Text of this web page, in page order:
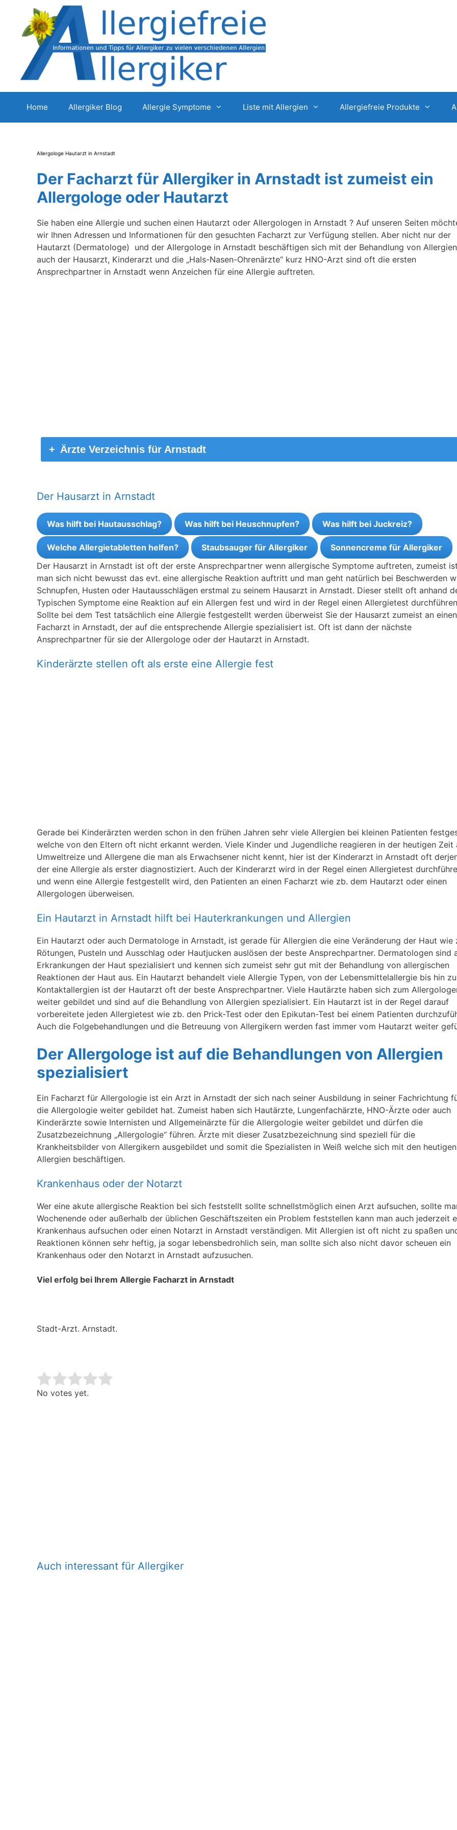
springen
Home Allergiker Blog Allergie Symptome Liste mit Allergien Allergiefreie Produkte
Allergologe Hautarzt in Arnstadt
Der Facharzt für Allergiker in Arnstadt ist zumeist ein
Allergologe oder Hautarzt
Sie haben eine Allergie und suchen einen Hautarzt oder Allergologen in Arnstadt ? Auf unseren Seiten
wir Ihnen Adressen und Informationen für den gesuchten Facharzt zur Verfügung stellen. Aber nicht nur der
Hautarzt (Dermatologe) und der Allergologe in Arnstadt beschäftigen sich mit der Behandlung von
auch der Hausarzt, Kinderarzt und die „Hals-Nasen-Ohrenärzte“ kurz HNO-Arzt sind oft die ersten
Ansprechpartner in Arnstadt wenn Anzeichen für eine Allergie auftreten.
Ärzte Verzeichnis für Arnstadt
Der Hausarzt in Arnstadt
Was hilft bei Hautausschlag? Was hilft bei Heuschnupfen? Was hilft bei Juckreiz?
Welche Allergietabletten helfen? Staubsauger für Allergiker
Sonnencreme für Allergiker
Der Hausarzt in Arnstadt ist oft der erste Ansprechpartner wenn allergische Symptome auftreten, zumeist ist
man sich nicht bewusst das evt. eine allergische Reaktion auftritt und man geht natürlich bei Beschwerden
Schnupfen, Husten oder Hautausschlägen erstmal zu seinem Hausarzt in Arnstadt. Dieser stellt oft anhand
Typischen Symptome eine Reaktion auf ein Allergen fest und wird in der Regel einen Allergietest
Sollte bei dem Test tatsächlich eine Allergie festgestellt werden überweist Sie der Hausarzt zumeist an einen
Facharzt in Arnstadt, der auf die entsprechende Allergie spezialisiert ist. Oft ist dann der nächste
Ansprechpartner für sie der Allergologe oder der Hautarzt in Arnstadt.
Kinderärzte stellen oft als erste eine Allergie fest
Gerade bei Kinderärzten werden schon in den frühen Jahren sehr viele Allergien bei kleinen Patienten
welche von den Eltern oft nicht erkannt werden. Viele Kinder und Jugendliche reagieren in der heutigen Zeit
Umweltreize und Allergene die man als Erwachsener nicht kennt, hier ist der Kinderarzt in Arnstadt oft
der eine Allergie als erster diagnostiziert. Auch der Kinderarzt wird in der Regel einen Allergietest
und wenn eine Allergie festgestellt wird, den Patienten an einen Facharzt wie zb. dem Hautarzt oder einen
Allergologen überweisen.
Ein Hautarzt in Arnstadt hilft bei Hauterkrankungen und Allergien
Ein Hautarzt oder auch Dermatologe in Arnstadt, ist gerade für Allergien die eine Veränderung der Haut wie
Rötungen, Pusteln und Ausschlag oder Hautjucken auslösen der beste Ansprechpartner. Dermatologen sind
Erkrankungen der Haut spezialisiert und kennen sich zumeist sehr gut mit der Behandlung von allergischen
Reaktionen der Haut aus. Ein Hautarzt behandelt viele Allergie Typen, von der Lebensmittelallergie bis hin zu
Kontaktallergien ist der Hautarzt oft der beste Ansprechpartner. Viele Hautärzte haben sich zum
weiter gebildet und sind auf die Behandlung von Allergien spezialisiert. Ein Hautarzt ist in der Regel darauf
vorbereitete jeden Allergietest wie zb. den Prick-Test oder den Epikutan-Test bei einem Patienten
Auch die Folgebehandlungen und die Betreuung von Allergikern werden fast immer vom Hautarzt weiter
Der Allergologe ist auf die Behandlungen von Allergien
spezialisiert
Ein Facharzt für Allergologie ist ein Arzt in Arnstadt der sich nach seiner Ausbildung in seiner Fachrichtung
die Allergologie weiter gebildet hat. Zumeist haben sich Hautärzte, Lungenfachärzte, HNO-Ärzte oder auch
Kinderärzte sowie Internisten und Allgemeinärzte für die Allergologie weiter gebildet und dürfen die
Zusatzbezeichnung „Allergologie“ führen. Ärzte mit dieser Zusatzbezeichnung sind speziell für die
Krankheitsbilder von Allergikern ausgebildet und somit die Spezialisten in Weiß welche sich mit den heutigen
Allergien beschäftigen.
Krankenhaus oder der Notarzt
Wer eine akute allergische Reaktion bei sich feststellt sollte schnellstmöglich einen Arzt aufsuchen, sollte
Wochenende oder außerhalb der üblichen Geschäftszeiten ein Problem feststellen kann man auch jederzeit
Krankenhaus aufsuchen oder einen Notarzt in Arnstadt verständigen. Mit Allergien ist oft nicht zu spaßen
Reaktionen können sehr heftig, ja sogar lebensbedrohlich sein, man sollte sich also nicht davor scheuen ein
Krankenhaus oder den Notarzt in Arnstadt aufzusuchen.
Viel erfolg bei Ihrem Allergie Facharzt in Arnstadt
Stadt-Arzt. Arnstadt.
Rate this item:
No votes yet.
Auch interessant für Allergiker